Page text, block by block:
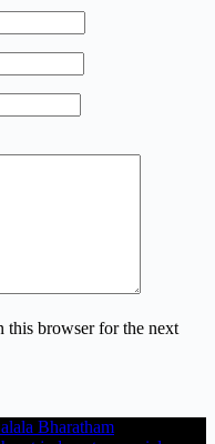
this browser for the next
Bharatham